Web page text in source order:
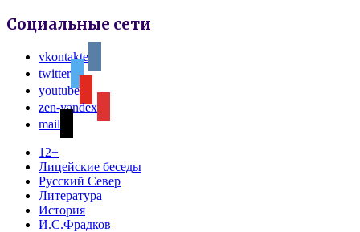
Социальные сети
vkontakte
twitter
youtube
zen-yandex
mail
12+
Лицейские беседы
Русский Север
Литература
История
И.С.Фрадков